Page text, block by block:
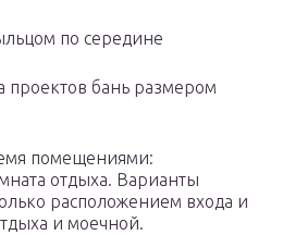
по середине
проектов бань размером
помещениями:
отдыха. Варианты
расположением входа и
и моечной.